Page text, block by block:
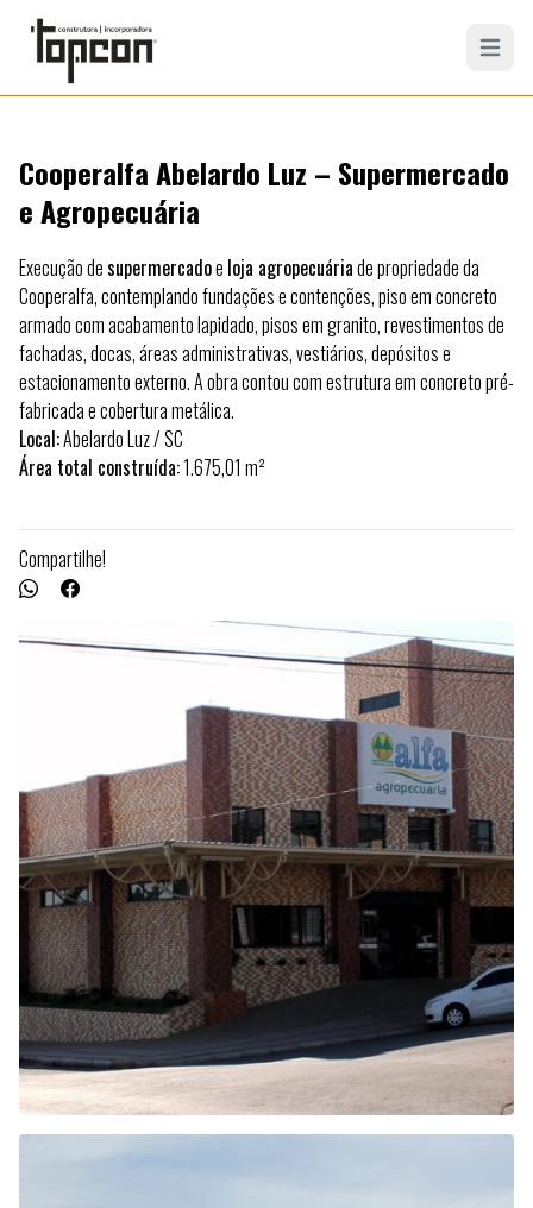
Open
Cooperalfa Abelardo Luz – Supermercado
e Agropecuária
Execução desupermercadoe loja agropecuáriade propriedade da
Cooperalfa, contemplando fundações e contenções, piso em concreto
armado com acabamento lapidado, pisos em granito, revestimentos de
fachadas, docas, áreas administrativas, vestiários, depósitos e
estacionamento externo. A obra contou com estrutura em concreto pré-
fabricada e cobertura metálica.
Local:Abelardo Luz/ SC
Área total construída:1.675,01 m²
Compartilhe!